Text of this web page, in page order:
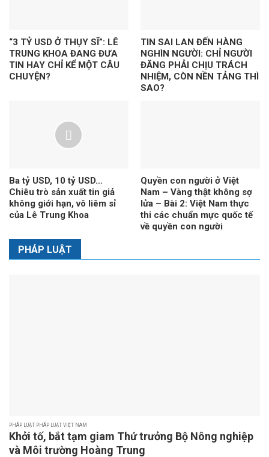
“3 TỶ USD Ở THỤY SĨ”: LÊ
TRUNG KHOA ĐANG ĐƯA
TIN HAY CHỈ KỂ MỘT CÂU
CHUYỆN?
TIN SAI LAN ĐẾN HÀNG
NGHÌN NGƯỜI: CHỈ NGƯỜI
ĐĂNG PHẢI CHỊU TRÁCH
NHIỆM, CÒN NỀN TẢNG THÌ
SAO?
Ba tỷ USD, 10 tỷ USD…
Chiêu trò sản xuất tin giả
không giới hạn, vô liêm sỉ
của Lê Trung Khoa
Quyền con người ở Việt
Nam – Vàng thật không sợ
lửa – Bài 2: Việt Nam thực
thi các chuẩn mực quốc tế
về quyền con người
PHÁP LUẬT
PHÁP LUẬT PHÁP LUẬT VIỆT NAM
Khởi tố, bắt tạm giam Thứ trưởng Bộ Nông nghiệp
và Môi trường Hoàng Trung